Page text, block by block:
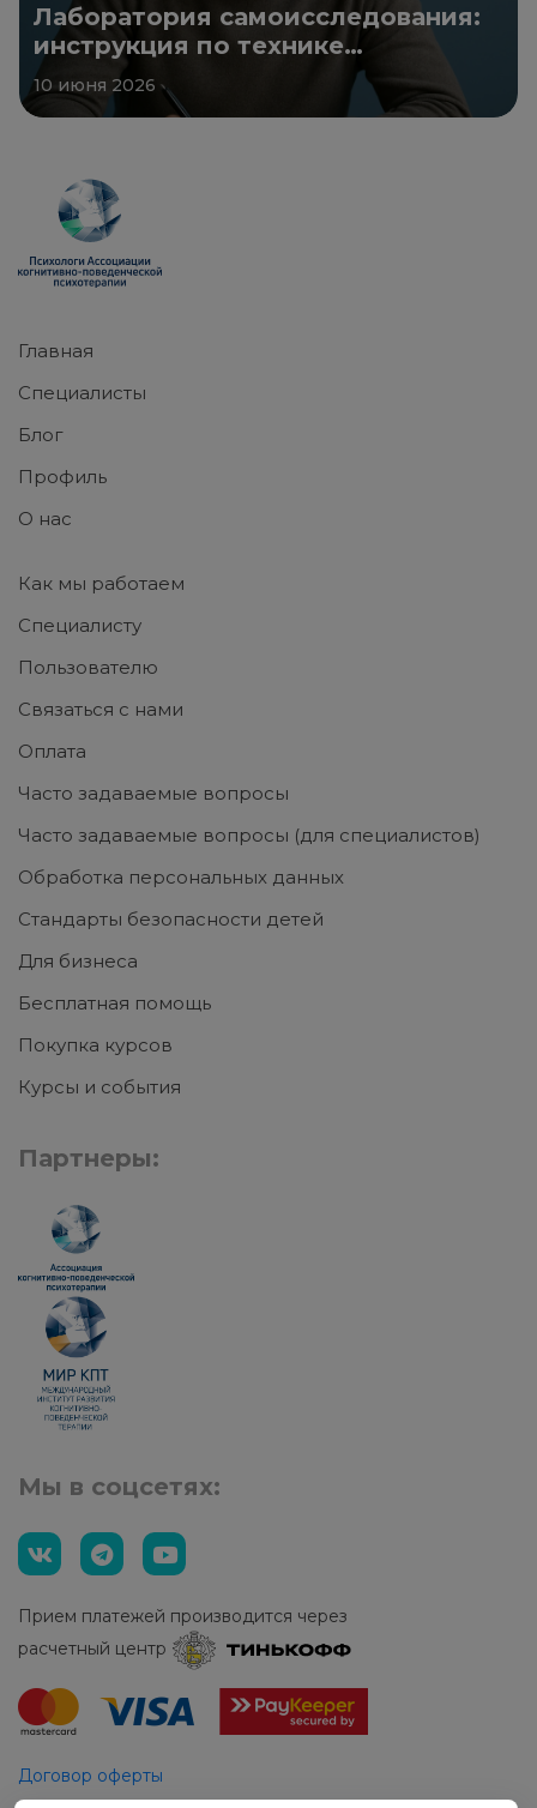
Лаборатория самоисследования:
инструкция по технике
безопасности
10 июня 2026
Главная
Специалисты
Блог
Профиль
О нас
Как мы работаем
Специалисту
Пользователю
Связаться с нами
Оплата
Часто задаваемые вопросы
Часто задаваемые вопросы (для специалистов)
Обработка персональных данных
Стандарты безопасности детей
Для бизнеса
Бесплатная помощь
Покупка курсов
Курсы и события
Партнеры:
Мы в соцсетях:
Прием платежей производится через
расчетный центр
Договор оферты